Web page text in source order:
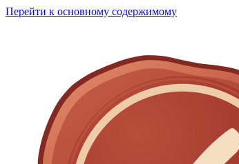
Перейти к основному содержимому